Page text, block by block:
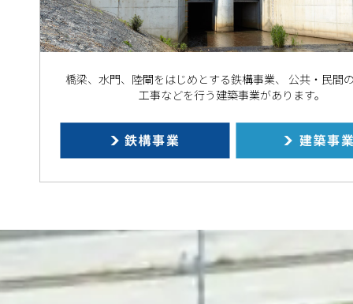
橋梁、水門、陸閘をはじめとする鉄構事業、 公共・民間
工事などを行う建築事業があります。